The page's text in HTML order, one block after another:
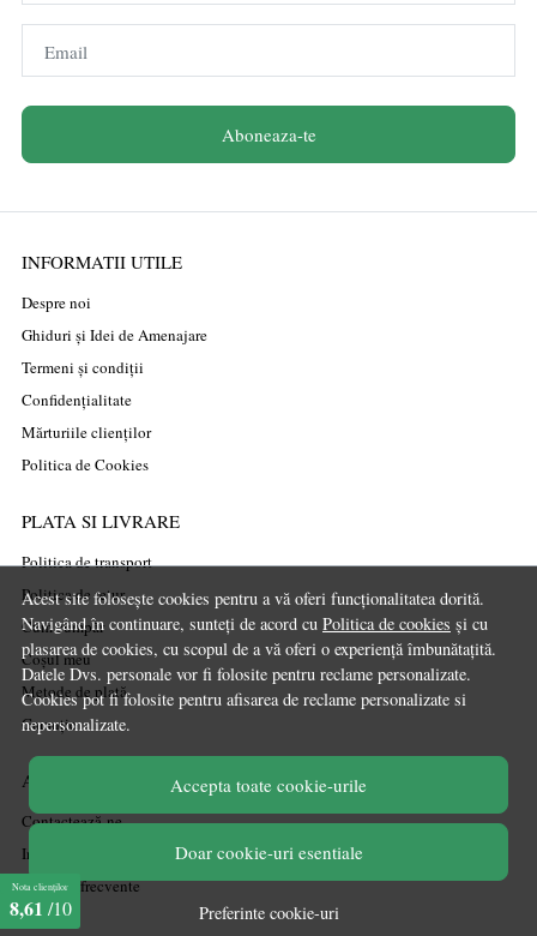
Acest site folosește cookies pentru a vă oferi funcționalitatea dorită.
Navigând în continuare, sunteți de acord cu Politica de cookies și cu
plasarea de cookies, cu scopul de a vă oferi o experiență îmbunătațită.
Datele Dvs. personale vor fi folosite pentru reclame personalizate.
Cookies pot fi folosite pentru afisarea de reclame personalizate si
nepersonalizate.
Accepta toate cookie-urile
Doar cookie-uri esentiale
Preferinte cookie-uri
Email
Aboneaza-te
INFORMATII UTILE
Despre noi
Ghiduri și Idei de Amenajare
Termeni și condiții
Confidențialitate
Mărturiile clienților
Politica de Cookies
PLATA SI LIVRARE
Politica de transport
Politica de retur
Cum cumpăr
Coșul meu
Metode de plată
Garanție
ASISTENTA
Contactează-ne
Informatii legale
Întrebări frecvente
ANPC
Nota clienților
8,61 /10